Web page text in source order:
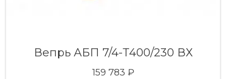
Вепрь АБП 7/4-Т400/230 ВХ
159 783 ₽